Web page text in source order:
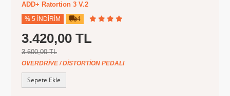
ADD+ Ratortion 3 V.2
% 5 İNDIRIM 4
3.420,00 TL
3.600,00 TL
OVERDRIVE / DISTORTION PEDALI
Sepete Ekle